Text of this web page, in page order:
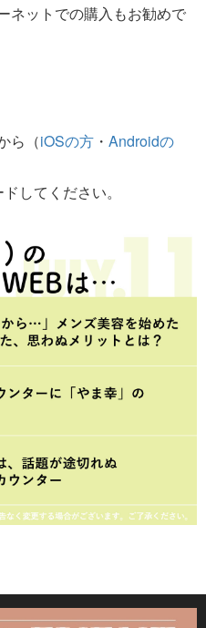
ネットでの購入もお勧めで
ら（iOSの方 ・ Androidの
してください。